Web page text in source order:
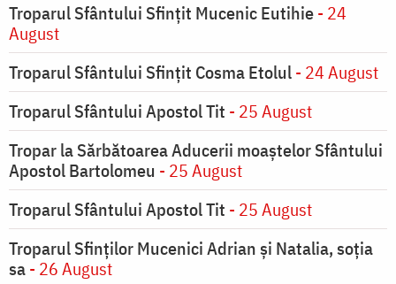
Troparul Sfântului Sfinţit Mucenic Eutihie- 24
August
Troparul Sfântului Sfinţit Cosma Etolul- 24 August
Troparul Sfântului Apostol Tit - 25 August
Tropar la Sărbătoarea Aducerii moaştelor Sfântului
Apostol Bartolomeu - 25 August
Troparul Sfântului Apostol Tit - 25 August
Troparul Sfinţilor Mucenici Adrian şi Natalia, soţia
sa- 26 August